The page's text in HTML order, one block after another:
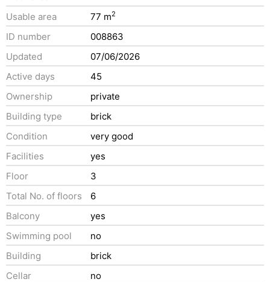
Usable area
77 m2
ID number
008863
Updated
07/06/2026
Active days
45
Ownership
private
Building type
brick
Condition
very good
Facilities
yes
Floor
3
Total No. of floors
6
Balcony
yes
Swimming pool
no
Building
brick
Cellar
no